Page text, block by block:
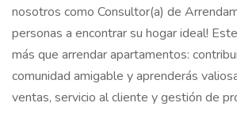
nosotros como Consultor(a) de
personas a encontrar su hogar ideal!
más que arrendar apartamentos:
comunidad amigable y aprenderás
ventas, servicio al cliente y gestión de